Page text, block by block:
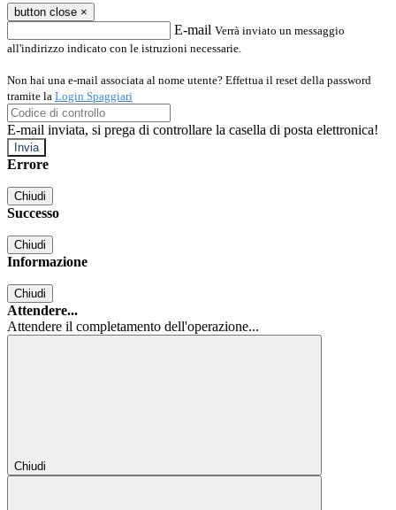
button close ×
E-mail Verrà inviato un messaggio
all'indirizzo indicato con le istruzioni necessarie.
Non hai una e-mail associata al nome utente? Effettua il reset della password
tramite la Login Spaggiari
E-mail inviata, si prega di controllare la casella di posta elettronica!
Errore
Chiudi
Successo
Chiudi
Informazione
Chiudi
Attendere...
Attendere il completamento dell'operazione...
Chiudi